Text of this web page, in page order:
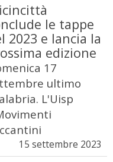
le tappe
2023 e lancia la
edizione
17
ultimo
L'Uisp
15 settembre 2023